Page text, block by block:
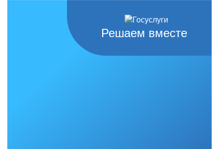
Решаем вместе